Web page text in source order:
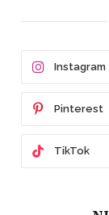
Instagram
Pinterest
TikTok